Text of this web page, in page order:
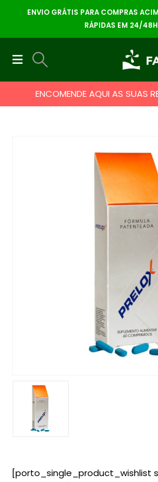
ENVIO GRÁTIS PARA COMPRAS
RÁPIDAS EM 24/48H
ENCOMENDE AQUI AS SUAS
[porto_single_product_wishlist